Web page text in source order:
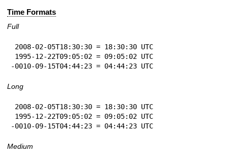
Time Formats
Full
-0010-09-15T04:44:23 = 04:44:23 UTC
Long
-0010-09-15T04:44:23 = 04:44:23 UTC
Medium